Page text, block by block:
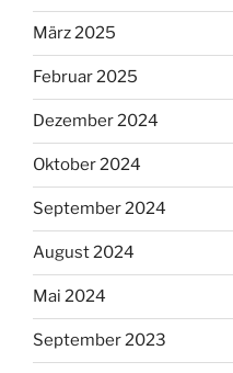
März 2025
Februar 2025
Dezember 2024
Oktober 2024
September 2024
August 2024
Mai 2024
September 2023